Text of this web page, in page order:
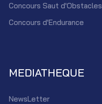
Concours Saut d'Obstacles
Concours d'Endurance
MEDIATHEQUE
NewsLetter